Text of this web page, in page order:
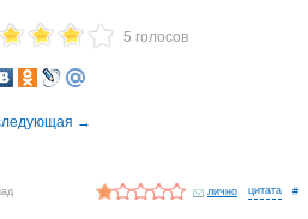
5 голосов
лично #